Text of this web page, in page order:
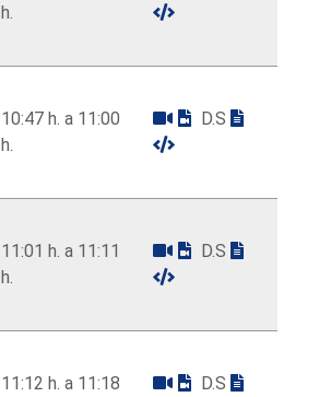
h.
10:47 h. a 11:00
h.
D.S
11:01 h. a 11:11
h.
D.S
11:12 h. a 11:18
D.S